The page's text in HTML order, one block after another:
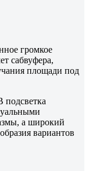
громкое
сабвуфера,
площади под
подсветка
а широкий
вариантов